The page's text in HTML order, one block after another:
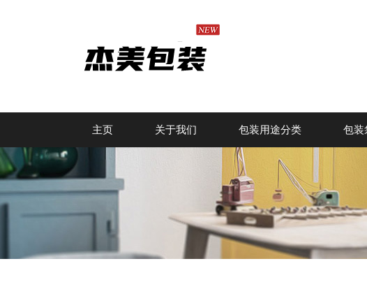
主页 关于我们 包装用途分类 包装